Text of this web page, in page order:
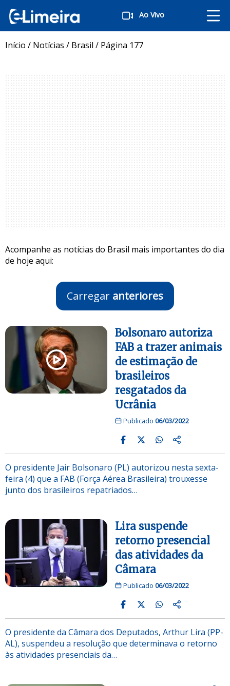
Ao Vivo
Início / Notícias / Brasil / Página 177
Acompanhe as notícias do Brasil mais importantes do dia
de hoje aqui:
Carregar anteriores
Bolsonaro autoriza
FAB a trazer animais
de estimação de
brasileiros
resgatados da
Ucrânia
Publicado 06/03/2022
O presidente Jair Bolsonaro (PL) autorizou nesta sexta-
feira (4) que a FAB (Força Aérea Brasileira) trouxesse
junto dos brasileiros repatriados…
Lira suspende
retorno presencial
das atividades da
Câmara
Publicado 06/03/2022
O presidente da Câmara dos Deputados, Arthur Lira (PP-
AL), suspendeu a resolução que determinava o retorno
às atividades presenciais da…